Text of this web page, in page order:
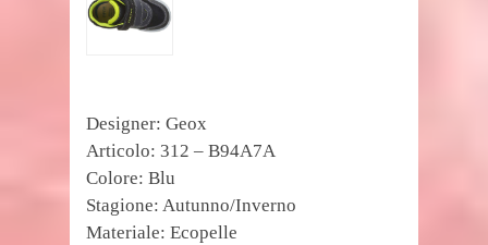
Designer: Geox
Articolo: 312 – B94A7A
Colore: Blu
Stagione: Autunno/Inverno
Materiale: Ecopelle